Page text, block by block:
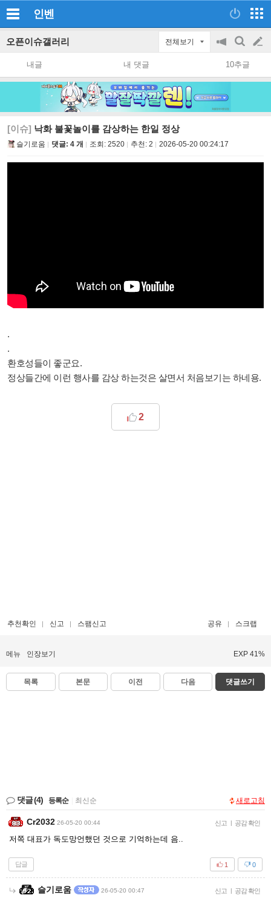
인벤
오픈이슈갤러리 전체보기
공
지
on/off
검
색
글
쓰
내글 내 댓글 10추글
[이슈] 낙화 불꽃놀이를 감상하는 한일 정상
슬기로움 댓글: 4 개 조회: 2520 추천: 2 2026-05-20 00:24:17
.
.
환호성들이 좋군요.
정상들간에 이런 행사를 감상 하는것은 살면서 처음보기는 하네용.
2
추천확인 신고 스팸신고 공유 스크랩
메뉴 인장보기 EXP 41%
목록 본문 이전 다음 댓글쓰기
댓글(4) 등록순 최신순 새로고침
Cr2032 26-05-20 00:44 신고 | 공감 확인
저쪽 대표가 독도망언했던 것으로 기억하는데 음..
답글 0
1
슬기로움 26-05-20 00:47 신고 | 공감 확인